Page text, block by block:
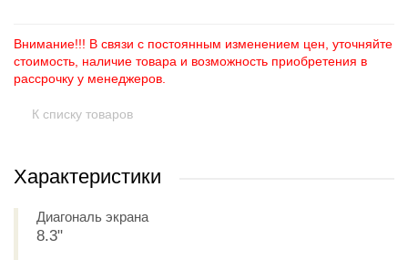
Внимание!!! В связи с постоянным изменением цен, уточняйте
стоимость, наличие товара и возможность приобретения в
рассрочку у менеджеров.
К списку товаров
Характеристики
Диагональ экрана
8.3"